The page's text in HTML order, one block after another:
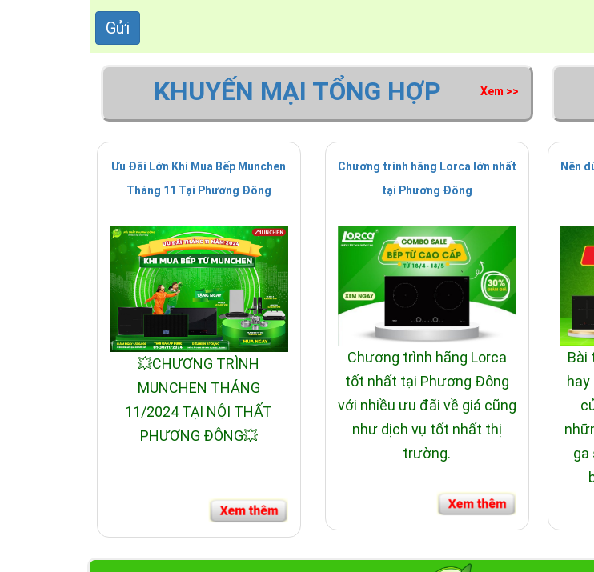
- Thiết bị an toàn điện tử: bộ phận cảm ứng tích hợp trong sản phẩm có
hoặc tắt luôn bếp khi mạch quá nóng.
KHUYẾN MẠI TỔNG HỢP Xem >>
Ưu Đãi Lớn Khi Mua Bếp Munchen
Tháng 11 Tại Phương Đông
💥CHƯƠNG TRÌNH
MUNCHEN THÁNG
11/2024 TẠI NỘI THẤT
PHƯƠNG ĐÔNG💥
Chương trình hãng Lorca lớn nhất
tại Phương Đông
Chương trình hãng Lorca
tốt nhất tại Phương Đông
với nhiều ưu đãi về giá cũng
như dịch vụ tốt nhất thị
trường.
Nên
Bài
hay
ga